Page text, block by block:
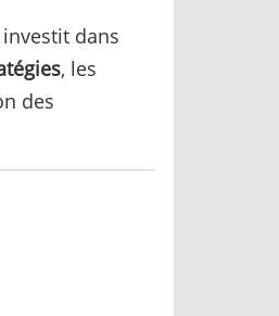
dans
, les
des